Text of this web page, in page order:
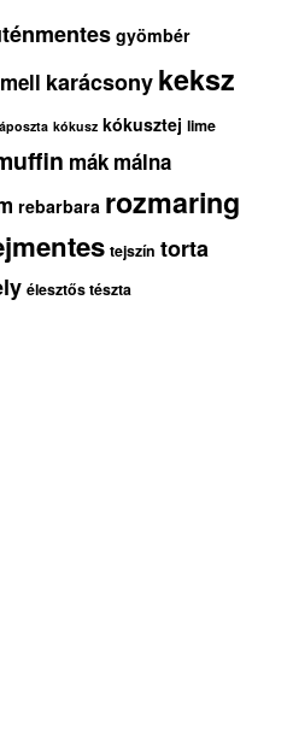
gyömbér
karácsonykeksz
kókusz kókusztej lime
mák málna
rebarbara rozmaring
tejszín torta
élesztős tészta